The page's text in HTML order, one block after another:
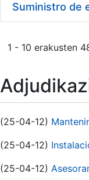
Suministro de
1 - 10 erakusten
(25-04-12)
(25-04-12)
(25-04-12)